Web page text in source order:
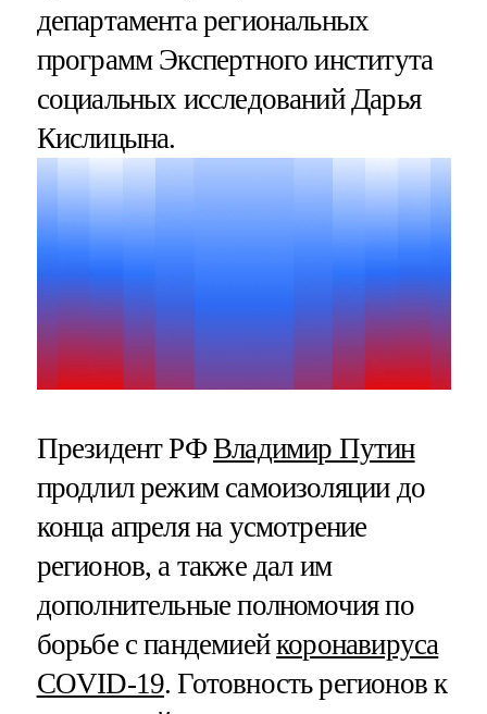
департамента региональных
программ Экспертного института
социальных исследований Дарья
Кислицына.
Президент РФВладимир Путин
продлил режим самоизоляции до
конца апреля на усмотрение
регионов, а также дал им
дополнительные полномочия по
борьбе с пандемиейкоронавируса
COVID-19. Готовность регионов к